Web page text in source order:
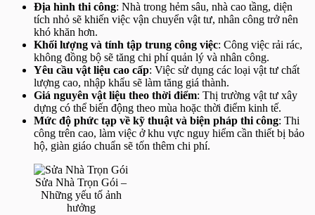
Địa hình thi công: Nhà trong hẻm sâu, nhà cao tầng, diện
tích nhỏ sẽ khiến việc vận chuyển vật tư, nhân công trở nên
khó khăn hơn.
Khối lượng và tính tập trung công việc: Công việc rải rác,
không đồng bộ sẽ tăng chi phí quản lý và nhân công.
Yêu cầu vật liệu cao cấp: Việc sử dụng các loại vật tư chất
lượng cao, nhập khẩu sẽ làm tăng giá thành.
Giá nguyên vật liệu theo thời điểm: Thị trường vật tư xây
dựng có thể biến động theo mùa hoặc thời điểm kinh tế.
Mức độ phức tạp về kỹ thuật và biện pháp thi công: Thi
công trên cao, làm việc ở khu vực nguy hiểm cần thiết bị bảo
hộ, giàn giáo chuẩn sẽ tốn thêm chi phí.
Sửa Nhà Trọn Gói –
Những yếu tố ảnh
hưởng